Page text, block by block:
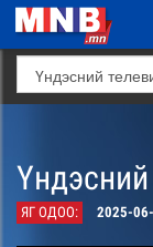
ЯГ ОДОО: 2025-